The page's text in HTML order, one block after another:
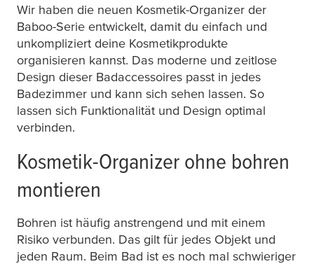
Wir haben die neuen Kosmetik-Organizer der
Baboo-Serie entwickelt, damit du einfach und
unkompliziert deine Kosmetikprodukte
organisieren kannst. Das moderne und zeitlose
Design dieser Badaccessoires passt in jedes
Badezimmer und kann sich sehen lassen. So
lassen sich Funktionalität und Design optimal
verbinden.
Kosmetik-Organizer ohne bohren
montieren
Bohren ist häufig anstrengend und mit einem
Risiko verbunden. Das gilt für jedes Objekt und
jeden Raum. Beim Bad ist es noch mal schwieriger